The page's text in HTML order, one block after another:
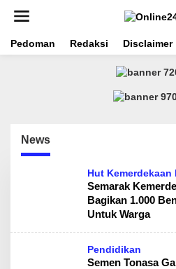
t
Pedoman Redaksi Disclaimer
News
Hut Kemerdekaan
Semarak
Bagikan 1.000
Untuk Warga
Pendidikan
Semen Tonasa